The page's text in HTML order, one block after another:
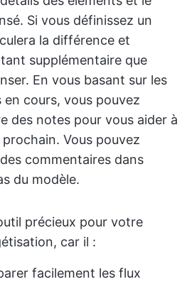
Si vous définissez un
la différence et
supplémentaire que
En vous basant sur les
cours, vous pouvez
des notes pour vous aider à
Vous pouvez
commentaires dans
du modèle.
précieux pour votre
car il :
facilement les flux